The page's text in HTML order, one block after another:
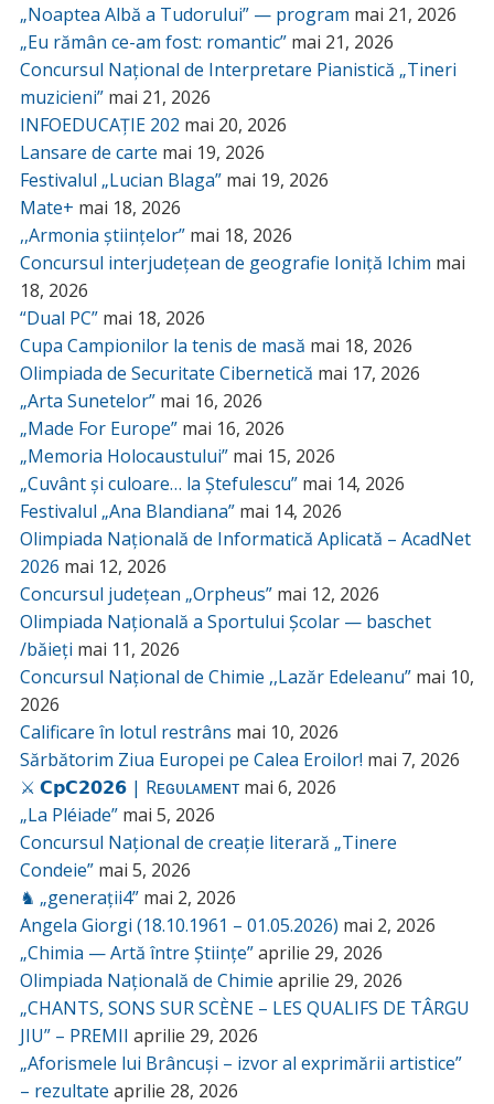
„Noaptea Albă a Tudorului” — program mai 21, 2026
„Eu rămân ce-am fost: romantic” mai 21, 2026
Concursul Național de Interpretare Pianistică „Tineri
muzicieni” mai 21, 2026
INFOEDUCAȚIE 202 mai 20, 2026
Lansare de carte mai 19, 2026
Festivalul „Lucian Blaga” mai 19, 2026
Mate+ mai 18, 2026
,,Armonia științelor” mai 18, 2026
Concursul interjudețean de geografie Ioniță Ichim mai
18, 2026
“Dual PC” mai 18, 2026
Cupa Campionilor la tenis de masă mai 18, 2026
Olimpiada de Securitate Cibernetică mai 17, 2026
„Arta Sunetelor” mai 16, 2026
„Made For Europe” mai 16, 2026
„Memoria Holocaustului” mai 15, 2026
„Cuvânt și culoare… la Ștefulescu” mai 14, 2026
Festivalul „Ana Blandiana” mai 14, 2026
Olimpiada Națională de Informatică Aplicată – AcadNet
2026 mai 12, 2026
Concursul județean „Orpheus” mai 12, 2026
Olimpiada Națională a Sportului Școlar — baschet
/băieți mai 11, 2026
Concursul Național de Chimie ,,Lazăr Edeleanu” mai 10,
2026
Calificare în lotul restrâns mai 10, 2026
Sărbătorim Ziua Europei pe Calea Eroilor! mai 7, 2026
⚔️ 𝗖𝗽𝗖𝟮𝟬𝟮𝟲 | Rᴇɢᴜʟᴀᴍᴇɴᴛ mai 6, 2026
„La Pléiade” mai 5, 2026
Concursul Național de creație literară „Tinere
Condeie” mai 5, 2026
♞ „generații4” mai 2, 2026
Angela Giorgi (18.10.1961 – 01.05.2026) mai 2, 2026
„Chimia — Artă între Științe”aprilie 29, 2026
Olimpiada Națională de Chimie aprilie 29, 2026
„CHANTS, SONS SUR SCÈNE – LES QUALIFS DE TÂRGU
JIU” – PREMII aprilie 29, 2026
„Aforismele lui Brâncuși – izvor al exprimării artistice”
– rezultate aprilie 28, 2026